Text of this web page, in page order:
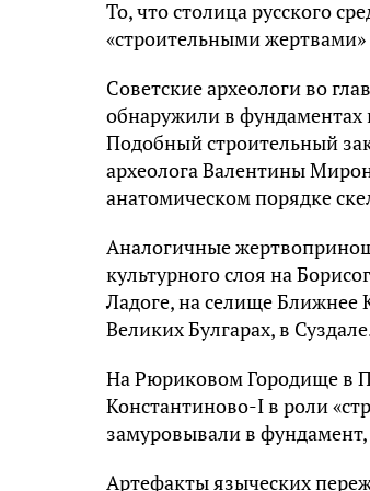
То, что столица русского
«строительными
Советские археологи во
обнаружили в фундаментах
Подобный строительный
археолога Валентины
анатомическом порядке
Аналогичные
культурного слоя на
Ладоге, на селище
Великих Булгарах, в
На Рюриковом Городище в
Константиново-I в роли
замуровывали в
Артефакты языческих